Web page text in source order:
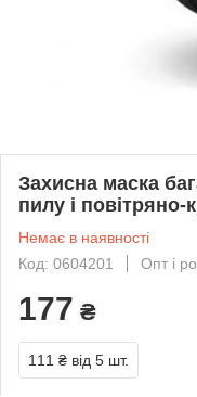
Захисна маска
пилу і
Немає в наявності
Код: 0604201
Опт і
177 ₴
111 ₴ від 5 шт.